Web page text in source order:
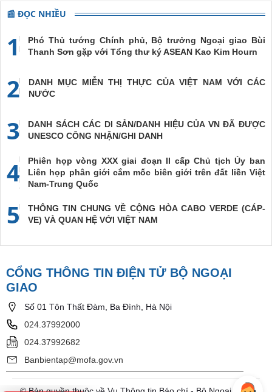
📰 ĐỌC NHIỀU
1
Phó Thủ tướng Chính phủ, Bộ trưởng Ngoại giao Bùi
Thanh Sơn gặp với Tổng thư ký ASEAN Kao Kim Hourn
2
DANH MỤC MIỄN THỊ THỰC CỦA VIỆT NAM VỚI CÁC
NƯỚC
3
DANH SÁCH CÁC DI SẢN/DANH HIỆU CỦA VN ĐÃ ĐƯỢC
UNESCO CÔNG NHẬN/GHI DANH
4
Phiên họp vòng XXX giai đoạn II cấp Chủ tịch Ủy ban
Liên họp phân giới cắm mốc biên giới trên đất liền Việt
Nam-Trung Quốc
5
THÔNG TIN CHUNG VỀ CỘNG HÒA CABO VERDE (CÁP-
VE) VÀ QUAN HỆ VỚI VIỆT NAM
CỔNG THÔNG TIN ĐIỆN TỬ BỘ NGOẠI
GIAO
Số 01 Tôn Thất Đàm, Ba Đình, Hà Nội
024.37992000
024.37992682
Banbientap@mofa.gov.vn